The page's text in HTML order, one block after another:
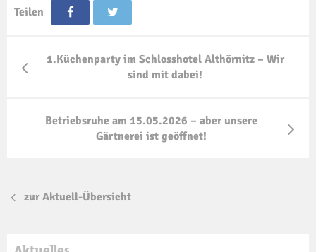
Teilen
1.Küchenparty im Schlosshotel Althörnitz – Wir
sind mit dabei!
Betriebsruhe am 15.05.2026 – aber unsere
Gärtnerei ist geöffnet!
zur Aktuell-Übersicht